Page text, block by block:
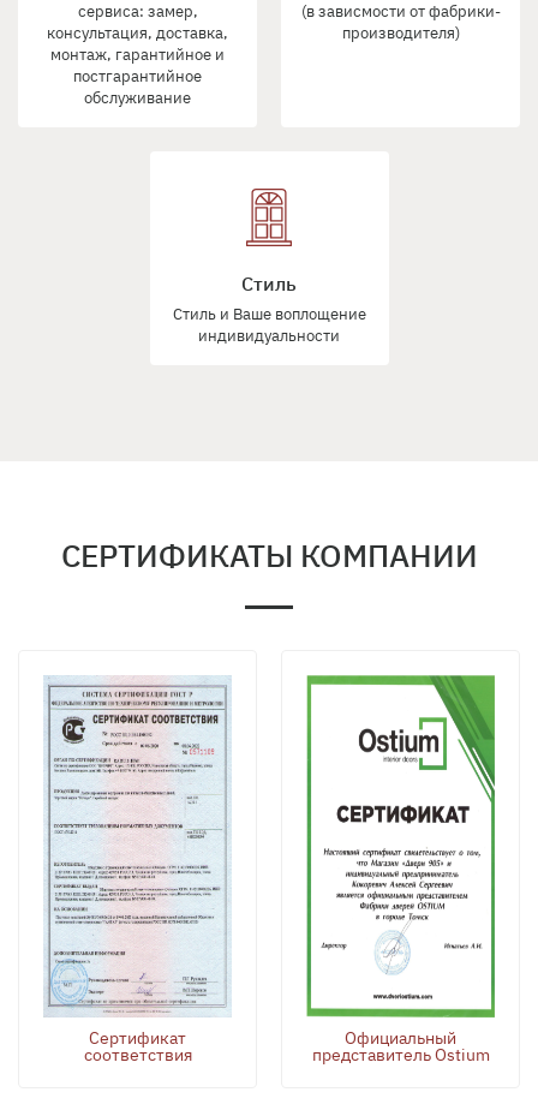
сервиса: замер,
консультация, доставка,
монтаж, гарантийное и
постгарантийное
обслуживание
(в зависмости от фабрики-
производителя)
Стиль
Стиль и Ваше воплощение
индивидуальности
СЕРТИФИКАТЫ КОМПАНИИ
Сертификат
соответствия
Официальный
представитель Ostium